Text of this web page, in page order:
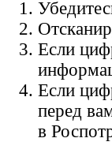
Если
Если
перед
в